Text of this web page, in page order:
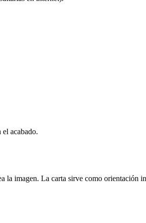
el acabado.
la imagen. La carta sirve como orientación